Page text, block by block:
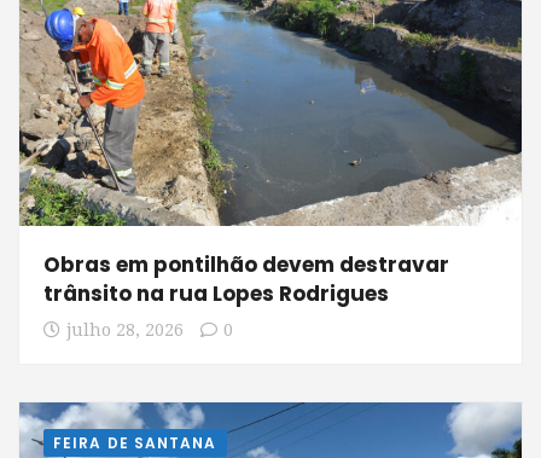
Obras em pontilhão devem destravar
trânsito na rua Lopes Rodrigues
julho 28, 2026 0
FEIRA DE SANTANA